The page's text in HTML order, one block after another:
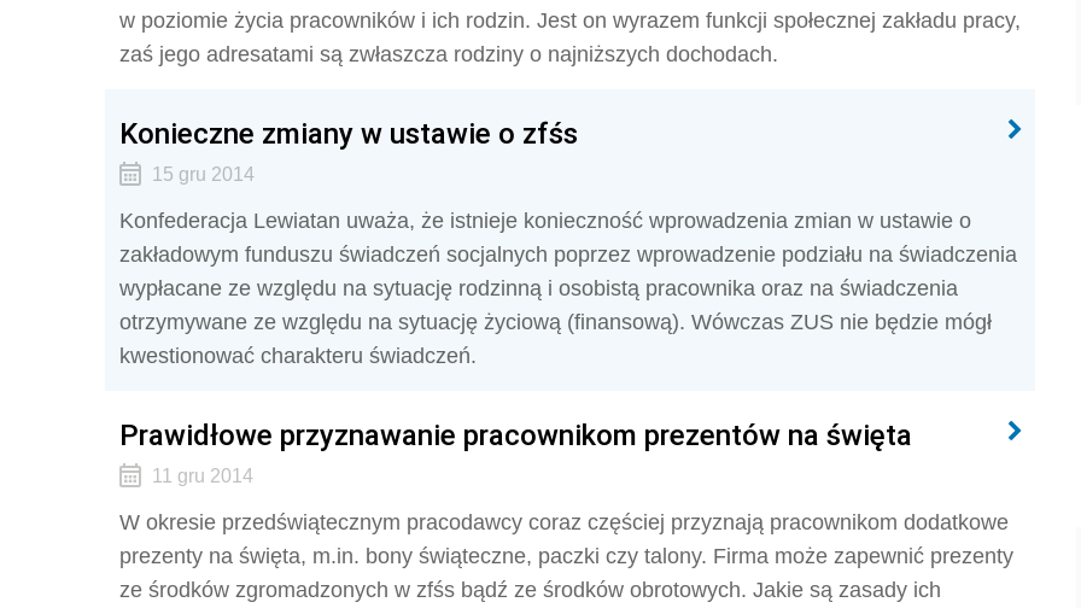
w poziomie życia pracowników i ich rodzin. Jest on wyrazem funkcji społecznej zakładu pracy,
zaś jego adresatami są zwłaszcza rodziny o najniższych dochodach.
Konieczne zmiany w ustawie o zfśs
15 gru 2014
Konfederacja Lewiatan uważa, że istnieje konieczność wprowadzenia zmian w ustawie o
zakładowym funduszu świadczeń socjalnych poprzez wprowadzenie podziału na świadczenia
wypłacane ze względu na sytuację rodzinną i osobistą pracownika oraz na świadczenia
otrzymywane ze względu na sytuację życiową (finansową). Wówczas ZUS nie będzie mógł
kwestionować charakteru świadczeń.
Prawidłowe przyznawanie pracownikom prezentów na święta
11 gru 2014
W okresie przedświątecznym pracodawcy coraz częściej przyznają pracownikom dodatkowe
prezenty na święta, m.in. bony świąteczne, paczki czy talony. Firma może zapewnić prezenty
ze środków zgromadzonych w zfśs bądź ze środków obrotowych. Jakie są zasady ich